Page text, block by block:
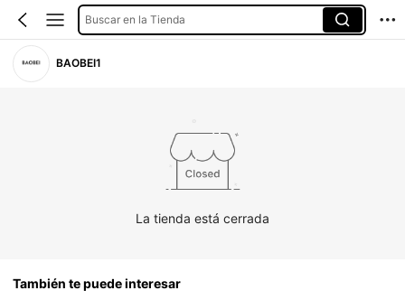
Buscar en la Tienda
BAOBEI1
La tienda está cerrada
También te puede interesar